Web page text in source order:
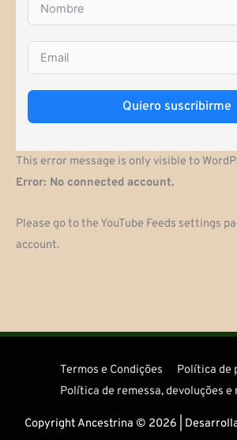
Quiero suscribirme
This error message is only visible to
Error: No connected account.
Please go to the YouTube Feeds settings
account.
Termos e Condições
Política de
Política de remessa, devoluções e
Copyright Ancestrina © 2026 |